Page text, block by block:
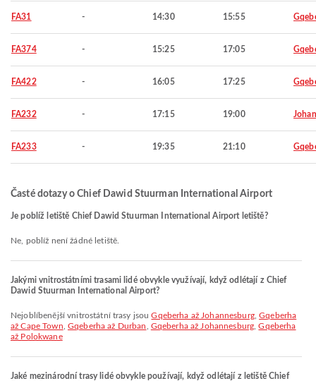
FA31 - 14:30 15:55
FA374 - 15:25 17:05
FA422 - 16:05 17:25
FA232 - 17:15 19:00
FA233 - 19:35 21:10
Časté dotazy o Chief Dawid Stuurman International Airport
Je poblíž letiště Chief Dawid Stuurman International Airport letiště?
Ne, poblíž není žádné letiště.
Jakými vnitrostátními trasami lidé obvykle využívají, když odlétají z Chief
Dawid Stuurman International Airport?
Nejoblíbenější vnitrostátní trasy jsouGqeberha až Johannesburg,Gqeberha
až Cape Town Gqeberha až Durban Gqeberha až Johannesburg ,Gqeberha
až Polokwane
Jaké mezinárodní trasy lidé obvykle používají, když odlétají z letiště Chief